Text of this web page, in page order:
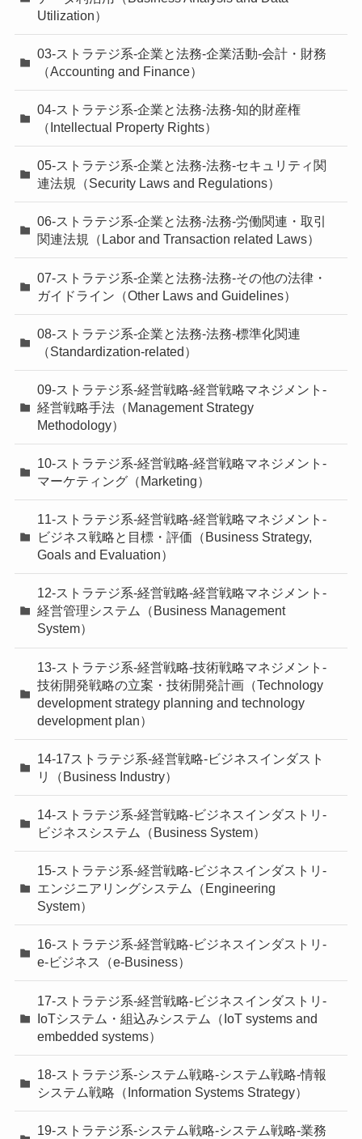
Utilization）
03-ストラテジ系-企業と法務-企業活動-会計・財務
（Accounting and Finance）
04-ストラテジ系-企業と法務-法務-知的財産権
（Intellectual Property Rights）
05-ストラテジ系-企業と法務-法務-セキュリティ関
連法規（Security Laws and Regulations）
06-ストラテジ系-企業と法務-法務-労働関連・取引
関連法規（Labor and Transaction related Laws）
07-ストラテジ系-企業と法務-法務-その他の法律・
ガイドライン（Other Laws and Guidelines）
08-ストラテジ系-企業と法務-法務-標準化関連
（Standardization-related）
09-ストラテジ系-経営戦略-経営戦略マネジメント-
経営戦略手法（Management Strategy
Methodology）
10-ストラテジ系-経営戦略-経営戦略マネジメント-
マーケティング（Marketing）
11-ストラテジ系-経営戦略-経営戦略マネジメント-
ビジネス戦略と目標・評価（Business Strategy,
Goals and Evaluation）
12-ストラテジ系-経営戦略-経営戦略マネジメント-
経営管理システム（Business Management
System）
13-ストラテジ系-経営戦略-技術戦略マネジメント-
技術開発戦略の立案・技術開発計画（Technology
development strategy planning and technology
development plan）
14-17ストラテジ系-経営戦略-ビジネスインダスト
リ（Business Industry）
14-ストラテジ系-経営戦略-ビジネスインダストリ-
ビジネスシステム（Business System）
15-ストラテジ系-経営戦略-ビジネスインダストリ-
エンジニアリングシステム（Engineering
System）
16-ストラテジ系-経営戦略-ビジネスインダストリ-
e-ビジネス（e-Business）
17-ストラテジ系-経営戦略-ビジネスインダストリ-
IoTシステム・組込みシステム（IoT systems and
embedded systems）
18-ストラテジ系-システム戦略-システム戦略-情報
システム戦略（Information Systems Strategy）
19-ストラテジ系-システム戦略-システム戦略-業務